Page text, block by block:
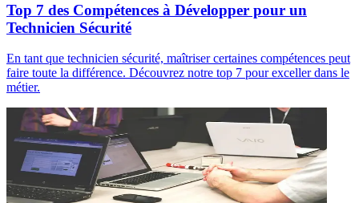
Top 7 des Compétences à Développer pour un
Technicien Sécurité
En tant que technicien sécurité, maîtriser certaines compétences peut
faire toute la différence. Découvrez notre top 7 pour exceller dans le
métier.